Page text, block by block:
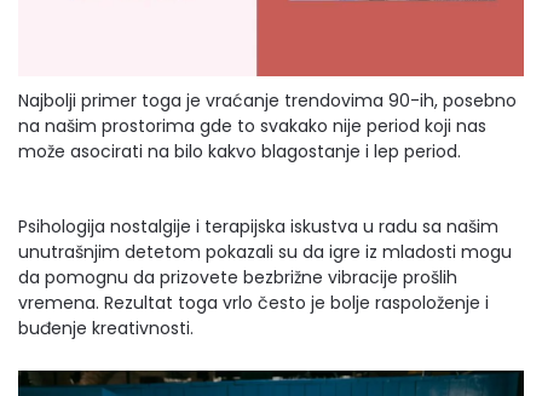
Najbolji primer toga je vraćanje trendovima 90-ih, posebno
na našim prostorima gde to svakako nije period koji nas
može asocirati na bilo kakvo blagostanje i lep period.
Psihologija nostalgije i terapijska iskustva u radu sa našim
unutrašnjim detetom pokazali su da igre iz mladosti mogu
da pomognu da prizovete bezbrižne vibracije prošlih
vremena. Rezultat toga vrlo često je bolje raspoloženje i
buđenje kreativnosti.